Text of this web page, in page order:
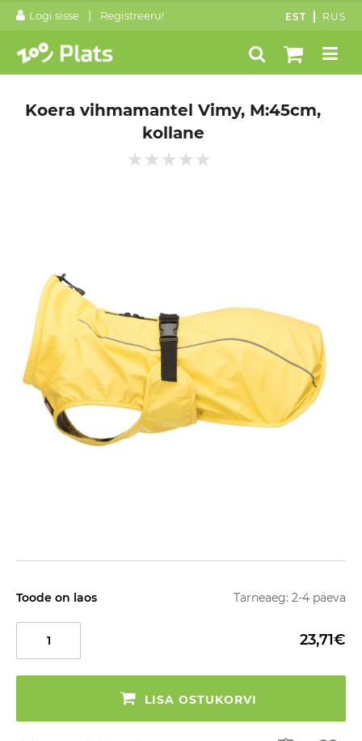
Logi sisse | Registreeru! EST RUS
Koera vihmamantel Vimy, M:45cm,
kollane
Toode on laos Tarneaeg: 2-4 päeva
23,71€
LISA OSTUKORVI